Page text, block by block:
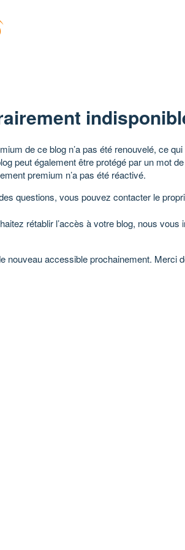
de ce blog n’a pas été renouvelé, ce
peut également être protégé par un mot
premium n’a pas été réactivé.
questions, vous pouvez contacter le
rétablir l’accès à votre blog, nous vous
nouveau accessible prochainement. Merci